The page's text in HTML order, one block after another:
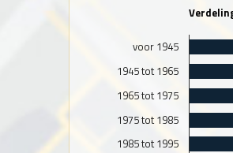
voor 1945
1945 tot 1965
1965 tot 1975
1975 tot 1985
1985 tot 1995